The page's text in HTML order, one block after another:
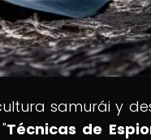
samurái y
Técnicas de